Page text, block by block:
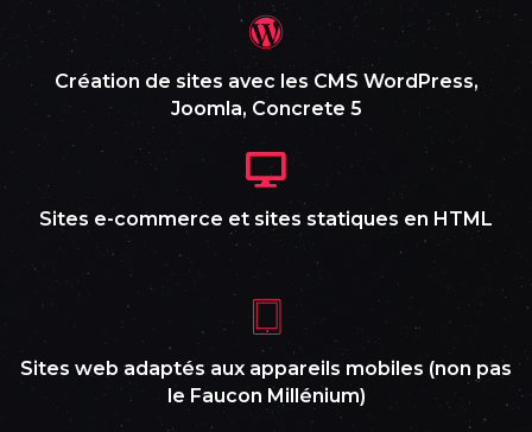
Création de sites avec les CMS WordPress,
Joomla, Concrete 5
Sites e-commerce et sites statiques en HTML
Sites web adaptés aux appareils mobiles (non pas
le Faucon Millénium)